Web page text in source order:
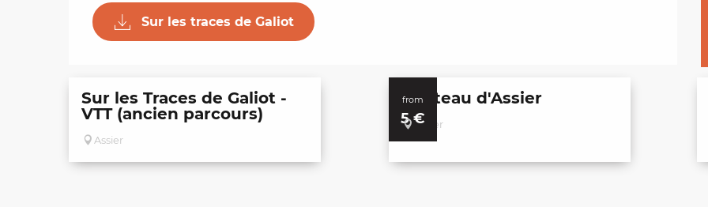
Sur les traces de Galiot
Sur les Traces de Galiot -
VTT (ancien parcours)
Assier
from
5€
Château d'Assier
Assier